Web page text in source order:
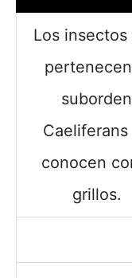
Los insectos
suborden
Caeliferans
conocen
grillos.